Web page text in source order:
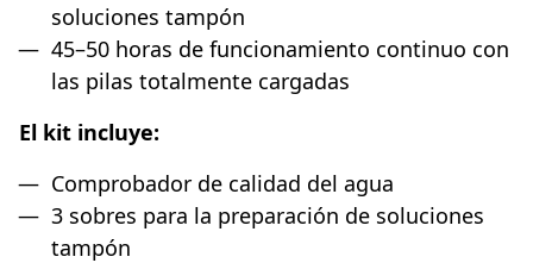
soluciones tampón
45–50 horas de funcionamiento continuo con
las pilas totalmente cargadas
El kit incluye:
Comprobador de calidad del agua
3 sobres para la preparación de soluciones
tampón